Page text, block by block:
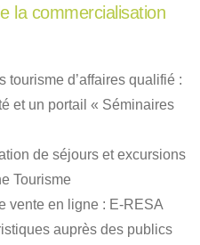
la commercialisation
tourisme d’affaires qualifié :
et un portail « Séminaires
de séjours et excursions
Tourisme
vente en ligne : E-RESA
auprès des publics